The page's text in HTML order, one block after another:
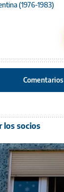
(1976-1983)
Comentarios
los socios